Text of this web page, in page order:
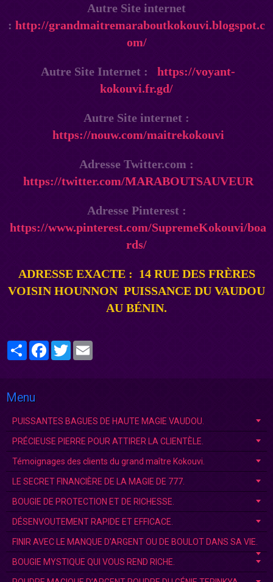
Autre Site internet
: http://grandmaitremaraboutkokouvi.blogspot.c
om/
Autre Site Internet : https://voyant-
kokouvi.fr.gd/
Autre Site internet :
https://nouw.com/maitrekokouvi
Adresse Twitter.com :
https://twitter.com/MARABOUTSAUVEUR
Adresse Pinterest :
https://www.pinterest.com/SupremeKokouvi/boa
rds/
ADRESSE EXACTE : 14 RUE DES FRÈRES
VOISIN HOUNNON PUISSANCE DU VAUDOU
AU BÉNIN.
PartagerFacebook
Twitter
Menu
PUISSANTES BAGUES DE HAUTE MAGIE VAUDOU.
PRÉCIEUSE PIERRE POUR ATTIRER LA CLIENTÈLE.
Témoignages des clients du grand maître Kokouvi.
LE SECRET FINANCIÈRE DE LA MAGIE DE 777.
BOUGIE DE PROTECTION ET DE RICHESSE.
DÉSENVOUTEMENT RAPIDE ET EFFICACE.
FINIR AVEC LE MANQUE D'ARGENT OU DE BOULOT DANS SA VIE.
BOUGIE MYSTIQUE QUI VOUS REND RICHE.